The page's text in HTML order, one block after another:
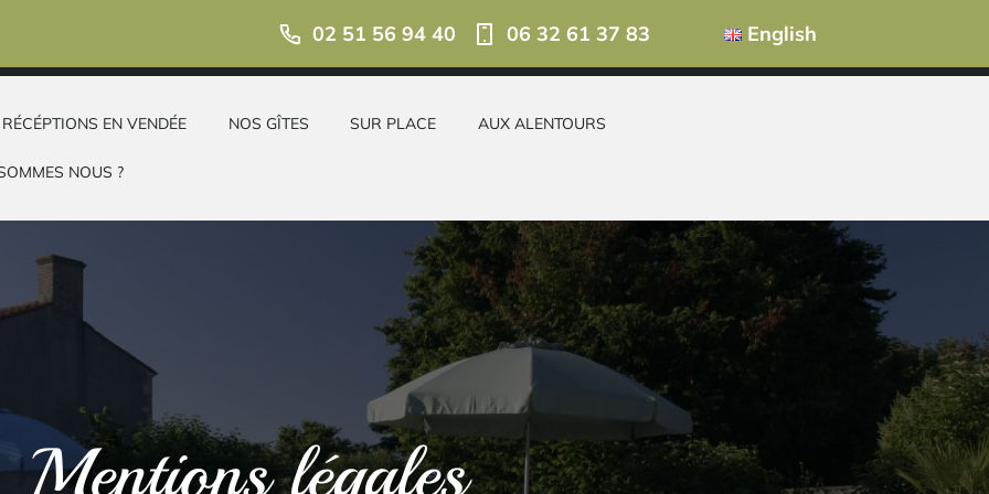
02 51 56 94 40 06 32 61 37 83 English
EN VENDÉE NOS GÎTES SUR PLACE AUX ALENTOURS
NOUS ?
Mentions légales